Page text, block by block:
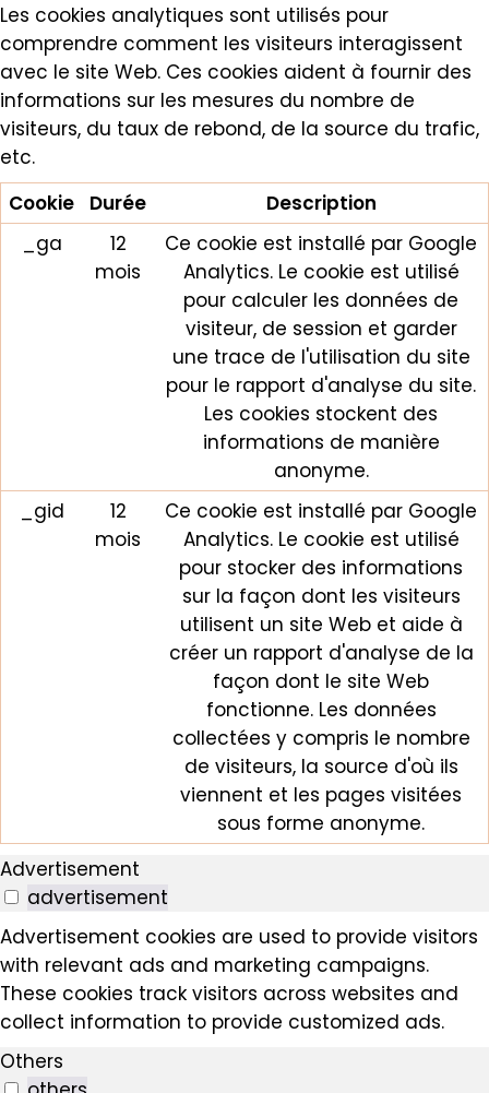
Les cookies analytiques sont utilisés pour
comprendre comment les visiteurs interagissent
avec le site Web. Ces cookies aident à fournir des
informations sur les mesures du nombre de
visiteurs, du taux de rebond, de la source du trafic,
etc.
Cookie
Durée
Description
_ga
12
mois
Ce cookie est installé par Google
Analytics. Le cookie est utilisé
pour calculer les données de
visiteur, de session et garder
une trace de l'utilisation du site
pour le rapport d'analyse du site.
Les cookies stockent des
informations de manière
anonyme.
_gid
12
mois
Ce cookie est installé par Google
Analytics. Le cookie est utilisé
pour stocker des informations
sur la façon dont les visiteurs
utilisent un site Web et aide à
créer un rapport d'analyse de la
façon dont le site Web
fonctionne. Les données
collectées y compris le nombre
de visiteurs, la source d'où ils
viennent et les pages visitées
sous forme anonyme.
Advertisement
advertisement
Advertisement cookies are used to provide visitors
with relevant ads and marketing campaigns.
These cookies track visitors across websites and
collect information to provide customized ads.
Others